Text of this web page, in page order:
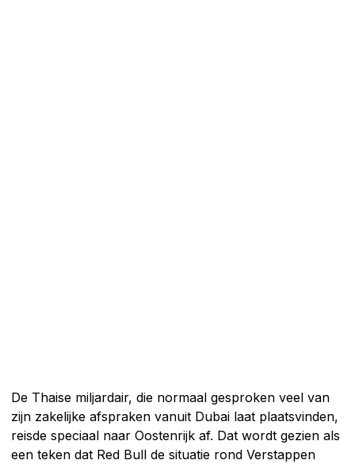
De Thaise miljardair, die normaal gesproken veel van
zijn zakelijke afspraken vanuit Dubai laat plaatsvinden,
reisde speciaal naar Oostenrijk af. Dat wordt gezien als
een teken dat Red Bull de situatie rond Verstappen